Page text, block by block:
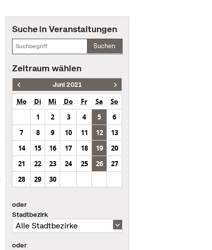
Suche in Veranstaltungen
Suchen
Zeitraum wählen
Juni 2021
Mo Di Mi Do Fr Sa
So
1
2 3 4 5
6
7
8 9 10 11 12
13
14
15 16 17 18 19
20
21
22 23 24 25 26
27
28
29 30
oder
Stadtbezirk
oder